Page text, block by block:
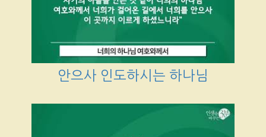
안으사 인도하시는 하나님